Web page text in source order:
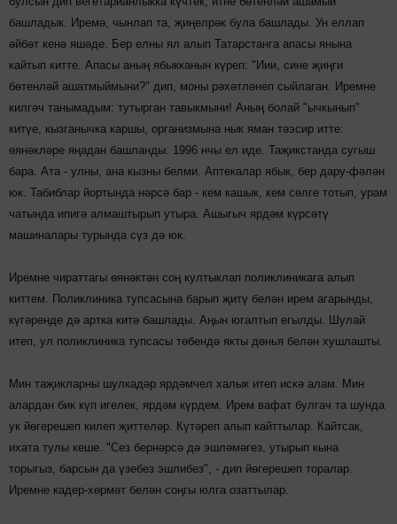
башладык. Иремә, чынлап та, җиңелрәк була башлады. Ун еллап
әйбәт кенә яшәде. Бер елны ял алып Татарстанга апасы янына
кайтып китте. Апасы аның ябыкканын күреп: "Иии, сине җиңги
бөтенләй ашатмыймыни?" дип, моны рәхәтләнеп сыйлаган. Иремне
килгәч танымадым: тутырган тавыкмыни! Аның болай "ычкынып"
китүе, кызганычка каршы, организмына нык яман тәэсир итте:
өянәкләре яңадан башланды. 1996 нчы ел иде. Таҗикстанда сугыш
бара. Ата - улны, ана кызны белми. Аптекалар ябык, бер дару-фәлән
юк. Табиблар йортында нәрсә бар - кем кашык, кем сөлге тотып, урам
чатында ипигә алмаштырып утыра. Ашыгыч ярдәм күрсәтү
машиналары турында сүз дә юк.
Иремне чираттагы өянәктән соң култыклап поликлиникага алып
киттем. Поликлиника тупсасына барып җитү белән ирем агарынды,
күгәренде дә артка китә башлады. Аңын югалтып егылды. Шулай
итеп, ул поликлиника тупсасы төбендә якты дөнья белән хушлашты.
Мин таҗикларны шулкадәр ярдәмчел халык итеп искә алам. Мин
алардан бик күп игелек, ярдәм күрдем. Ирем вафат булгач та шунда
ук йөгерешеп килеп җиттеләр. Күтәреп алып кайттылар. Кайтсак,
ихата тулы кеше. "Сез бернәрсә дә эшләмәгез, утырып кына
торыгыз, барсын да үзебез эшлибез", - дип йөгерешеп торалар.
Иремне кадер-хөрмәт белән соңгы юлга озаттылар.